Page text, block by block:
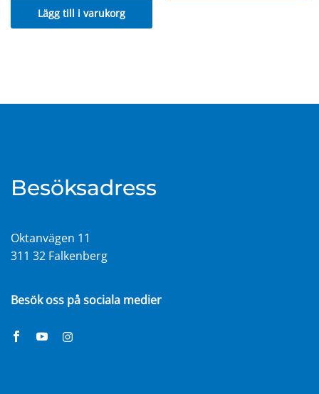
Lägg till i varukorg
Besöksadress
Oktanvägen 11
311 32 Falkenberg
Besök oss på sociala medier